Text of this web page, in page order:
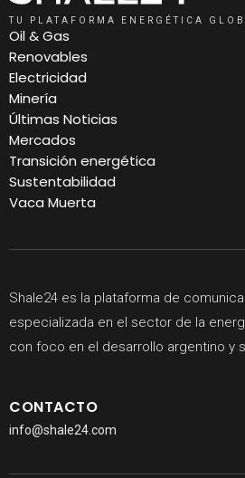
TU PLATAFORMA ENERGÉTICA
Oil & Gas
Renovables
Electricidad
Minería
Últimas Noticias
Mercados
Transición energética
Sustentabilidad
Vaca Muerta
Shale24 es la plataforma de
especializada en el sector de la
con foco en el desarrollo argentino y
CONTACTO
info@shale24.com